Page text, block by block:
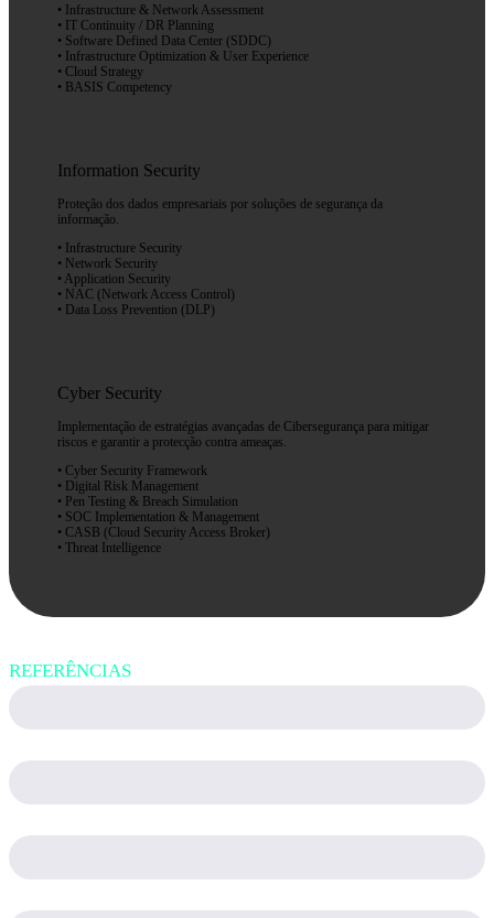
• Infrastructure & Network Assessment
• IT Continuity / DR Planning
• Software Defined Data Center (SDDC)
• Infrastructure Optimization & User Experience
• Cloud Strategy
• BASIS Competency
Information Security
Proteção dos dados empresariais por soluções de segurança da
informação.
• Infrastructure Security
• Network Security
• Application Security
• NAC (Network Access Control)
• Data Loss Prevention (DLP)
Cyber Security
Implementação de estratégias avançadas de Cibersegurança para mitigar
riscos e garantir a protecção contra ameaças.
• Cyber Security Framework
• Digital Risk Management
• Pen Testing & Breach Simulation
• SOC Implementation & Management
• CASB (Cloud Security Access Broker)
• Threat Intelligence
REFERÊNCIAS